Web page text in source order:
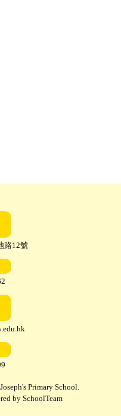
路12號
Primary School.
bySchoolTeam